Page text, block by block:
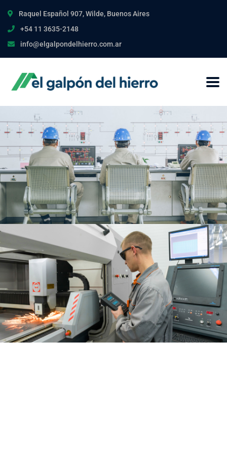
Raquel Español 907, Wilde, Buenos Aires
+54 11 3635-2148
info@elgalpondelhierro.com.ar